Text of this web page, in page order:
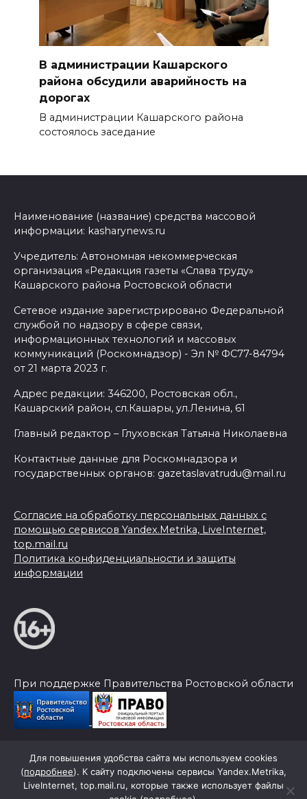
В администрации Кашарского
района обсудили аварийность на
дорогах
В администрации Кашарского района
состоялось заседание
Наименование (название) средства массовой
информации: kasharynews.ru
Учредитель: Автономная некоммерческая
организация «Редакция газеты «Слава труду»
Кашарского района Ростовской области
Сетевое издание зарегистрировано Федеральной
службой по надзору в сфере связи,
информационных технологий и массовых
коммуникаций (Роскомнадзор) - Эл № ФС77-84794
от 21 марта 2023 г.
Адрес редакции: 346200, Ростовская обл.,
Кашарский район, сл.Кашары, ул.Ленина, 61
Главный редактор – Глуховская Татьяна Николаевна
Контактные данные для Роскомнадзора и
государственных органов: gazetaslavatrudu@mail.ru
Согласие на обработку персональных данных с
помощью сервисов Yandex.Metrika, LiveInternet,
top.mail.ru
Политика конфиденциальности и защиты
информации
При поддержке Правительства Ростовской области
© 2026 Слава Труду
Для повышения удобства сайта мы используем cookies
(подробнее). К сайту подключены сервисы Yandex.Metrika,
LiveInternet, top.mail.ru, которые также использует файлы